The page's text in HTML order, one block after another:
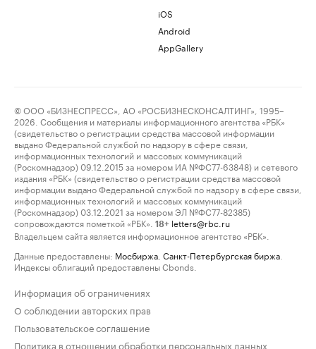
iOS
Android
AppGallery
© ООО «БИЗНЕСПРЕСС», АО «РОСБИЗНЕСКОНСАЛТИНГ», 1995–
2026. Сообщения и материалы информационного агентства «РБК»
(свидетельство о регистрации средства массовой информации
выдано Федеральной службой по надзору в сфере связи,
информационных технологий и массовых коммуникаций
(Роскомнадзор) 09.12.2015 за номером ИА №ФС77-63848) и сетевого
издания «РБК» (свидетельство о регистрации средства массовой
информации выдано Федеральной службой по надзору в сфере связи,
информационных технологий и массовых коммуникаций
(Роскомнадзор) 03.12.2021 за номером ЭЛ №ФС77-82385)
сопровождаются пометкой «РБК».
18+ letters@rbc.ru
Владельцем сайта является информационное агентство «РБК».
Данные предоставлены: Мосбиржа Санкт-Петербургская биржа
Индексы облигаций предоставлены Cbonds.
Информация об ограничениях
О соблюдении авторских прав
Пользовательское соглашение
Политика в отношении обработки персональных данных